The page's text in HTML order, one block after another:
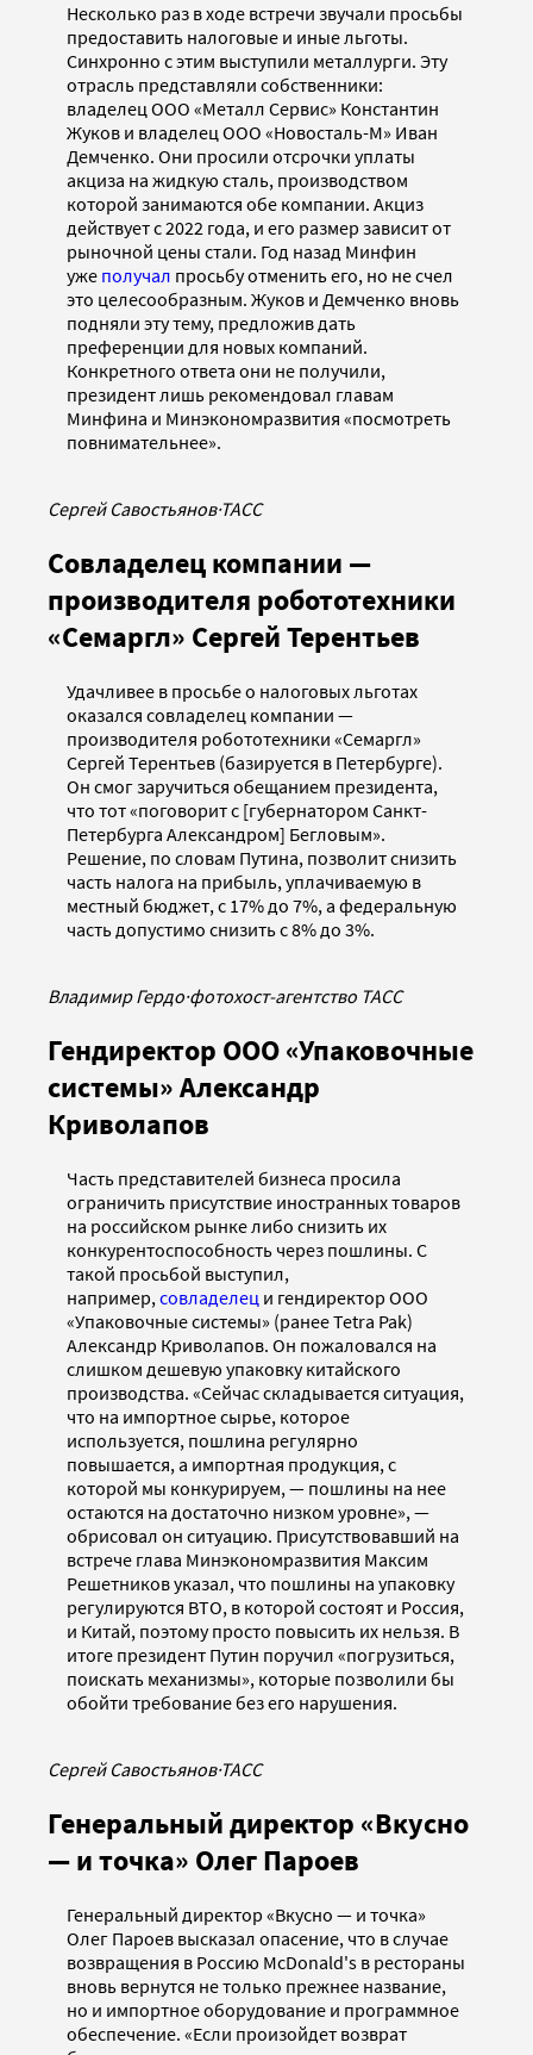
Несколько раз в ходе встречи звучали просьбы
предоставить налоговые и иные льготы.
Синхронно с этим выступили металлурги. Эту
отрасль представляли собственники:
владелец ООО «Металл Сервис» Константин
Жуков и владелец ООО «Новосталь-М» Иван
Демченко. Они просили отсрочки уплаты
акциза на жидкую сталь, производством
которой занимаются обе компании. Акциз
действует с 2022 года, и его размер зависит от
рыночной цены стали. Год назад Минфин
уже получал просьбу отменить его, но не счел
это целесообразным. Жуков и Демченко вновь
подняли эту тему, предложив дать
преференции для новых компаний.
Конкретного ответа они не получили,
президент лишь рекомендовал главам
Минфина и Минэкономразвития «посмотреть
повнимательнее».
Сергей Савостьянов·ТАСС
Совладелец компании —
производителя робототехники
«Семаргл» Сергей Терентьев
Удачливее в просьбе о налоговых льготах
оказался совладелец компании —
производителя робототехники «Семаргл»
Сергей Терентьев (базируется в Петербурге).
Он смог заручиться обещанием президента,
что тот «поговорит с [губернатором Санкт-
Петербурга Александром] Бегловым».
Решение, по словам Путина, позволит снизить
часть налога на прибыль, уплачиваемую в
местный бюджет, с 17% до 7%, а федеральную
часть допустимо снизить с 8% до 3%.
Владимир Гердо·фотохост-агентство ТАСС
Гендиректор ООО «Упаковочные
системы» Александр
Криволапов
Часть представителей бизнеса просила
ограничить присутствие иностранных товаров
на российском рынке либо снизить их
конкурентоспособность через пошлины. С
такой просьбой выступил,
например, совладелец и гендиректор ООО
«Упаковочные системы» (ранее Tetra Pak)
Александр Криволапов. Он пожаловался на
слишком дешевую упаковку китайского
производства. «Сейчас складывается ситуация,
что на импортное сырье, которое
используется, пошлина регулярно
повышается, а импортная продукция, с
которой мы конкурируем, — пошлины на нее
остаются на достаточно низком уровне», —
обрисовал он ситуацию. Присутствовавший на
встрече глава Минэкономразвития Максим
Решетников указал, что пошлины на упаковку
регулируются ВТО, в которой состоят и Россия,
и Китай, поэтому просто повысить их нельзя. В
итоге президент Путин поручил «погрузиться,
поискать механизмы», которые позволили бы
обойти требование без его нарушения.
Сергей Савостьянов·ТАСС
Генеральный директор «Вкусно
— и точка» Олег Пароев
Генеральный директор «Вкусно — и точка»
Олег Пароев высказал опасение, что в случае
возвращения в Россию McDonald's в рестораны
вновь вернутся не только прежнее название,
но и импортное оборудование и программное
обеспечение. «Если произойдет возврат